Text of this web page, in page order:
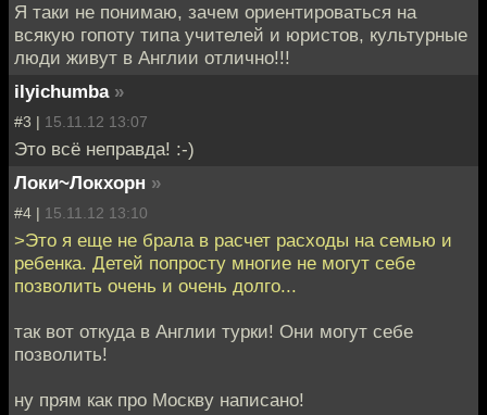
Я таки не понимаю, зачем ориентироваться на
всякую гопоту типа учителей и юристов, культурные
люди живут в Англии отлично!!!
ilyichumba »
#3 | 15.11.12 13:07
Это всё неправда! :-)
Локи~Локхорн »
#4 | 15.11.12 13:10
>Это я еще не брала в расчет расходы на семью и
ребенка. Детей попросту многие не могут себе
позволить очень и очень долго...
так вот откуда в Англии турки! Они могут себе
позволить!
ну прям как про Москву написано!